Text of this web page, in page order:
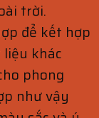
trời.
để kết hợp
liệu khác
phong
như vậy